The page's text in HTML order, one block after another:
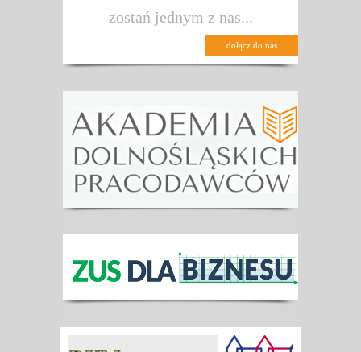
zostań jednym z nas...